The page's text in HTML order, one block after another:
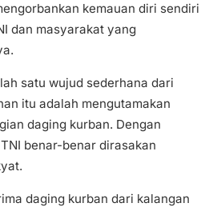
kemauan diri sendiri
dan masyarakat yang
satu wujud sederhana dari
itu adalah mengutamakan
daging kurban. Dengan
benar-benar dirasakan
daging kurban dari kalangan